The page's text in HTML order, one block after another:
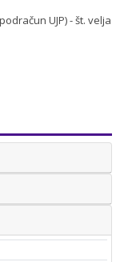
UJP) - št. velja